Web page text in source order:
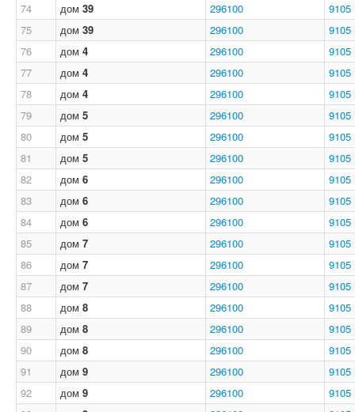
74
дом 39 296100
9105
75
дом 39 296100
9105
76
дом 4 296100
9105
77
дом 4 296100
9105
78
дом 4 296100
9105
79
дом 5 296100
9105
80
дом 5 296100
9105
81
дом 5 296100
9105
82
дом 6 296100
9105
83
дом 6 296100
9105
84
дом 6 296100
9105
85
дом 7 296100
9105
86
дом 7 296100
9105
87
дом 7 296100
9105
88
дом 8 296100
9105
89
дом 8 296100
9105
90
дом 8 296100
9105
91
дом 9 296100
9105
92
дом 9 296100
9105